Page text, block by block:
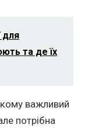
для
та де їх
важливий
потрібна